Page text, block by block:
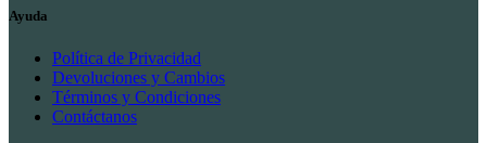
Ayuda
Política de Privacidad
Devoluciones y Cambios
Términos y Condiciones
Contáctanos